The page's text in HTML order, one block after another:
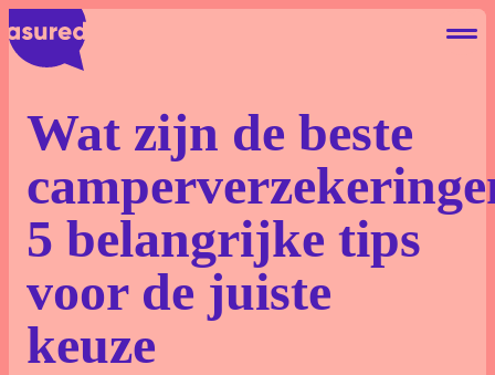
Autohuur Eigen Risico
Deelauto Eigen Risico
Camperhuur Eigen Risico
Over ons
Wat zijn de beste
5 belangrijke tips
voor de juiste
keuze